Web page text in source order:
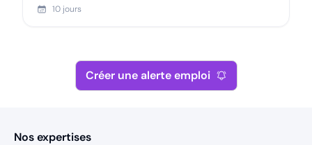
10 jours
Créer une alerte emploi
Nos expertises